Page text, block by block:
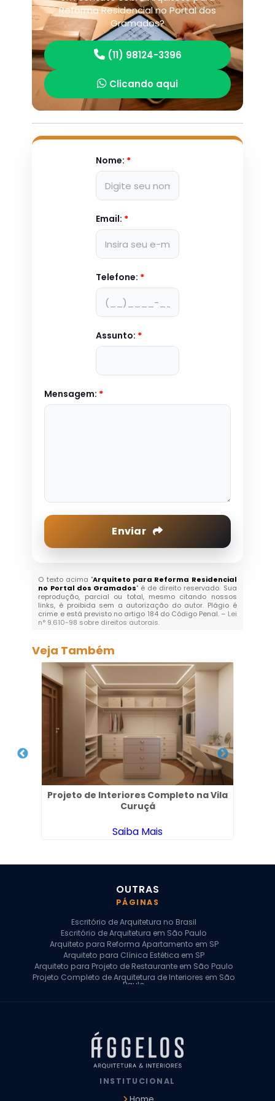
Reforma Residencial no Portal dos
Gramados?
(11) 98124-3396
Clicando aqui
Nome: *
Email: *
Telefone: *
Assunto: *
Mensagem: *
Enviar
O texto acima "Arquiteto para Reforma Residencial
no Portal dos Gramados" é de direito reservado. Sua
reprodução, parcial ou total, mesmo citando nossos
links, é proibida sem a autorização do autor. Plágio é
crime e está previsto no artigo 184 do Código Penal. – Lei
n° 9.610-98 sobre direitos autorais.
Veja Também
Projeto de Interiores Completo na Vila
Curuçá
Saiba Mais
OUTRAS
PÁGINAS
Escritório de Arquitetura no Brasil
Escritório de Arquitetura em São Paulo
Arquiteto para Reforma Apartamento em SP
Arquiteto para Clínica Estética em SP
Arquiteto para Projeto de Restaurante em São Paulo
Projeto Completo de Arquitetura de Interiores em São
Paulo
Arquiteto para Projeto Comercial em São Paulo
Arquiteto Comercial
Arquiteto para Reforma de Apartamento
Arquiteto para Reforma Residencial
Arquitetura para Reforma de Casas
Design de Interiores Apartamentos
INSTITUCIONAL